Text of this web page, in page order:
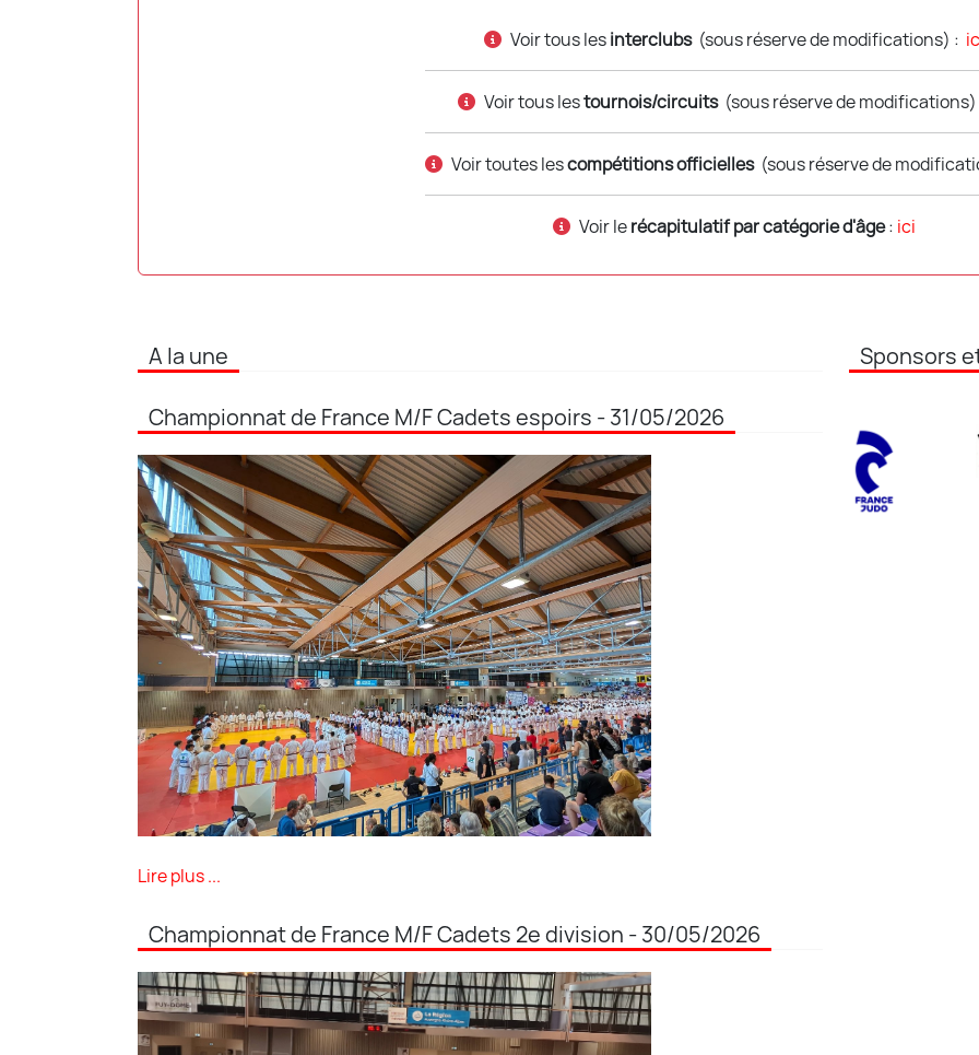
Voir tous lesinterclubs (sous réserve de modifications) :
Voir tous lestournois/circuits (sous réserve de
Voir toutes lescompétitions officielles (sous réserve de
Voir lerécapitulatif par catégorie d'âge: ici
A la une
Championnat de France M/F Cadets espoirs - 31/05/2026
Lire plus ...
Championnat de France M/F Cadets 2e division - 30/05/2026
Sponsors